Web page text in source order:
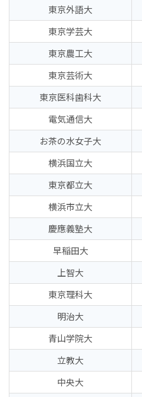
東京外語大
東京学芸大
東京農工大
東京芸術大
東京医科歯科大
電気通信大
お茶の水女子大
横浜国立大
東京都立大
横浜市立大
慶應義塾大
早稲田大
上智大
東京理科大
明治大
青山学院大
立教大
中央大